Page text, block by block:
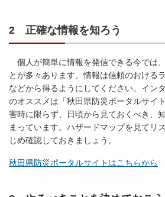
2 正確な情報を知ろう
個人が簡単に情報を発信できる今では
とが多々あります。情報は信頼のおける
などから得るようにしてください。イン
のオススメは「秋田県防災ポータルサイ
害時に限らず、日頃から見ておくべき、
まっています。ハザードマップを見てリ
じめ確認しておきましょう。
秋田県防災ポータルサイトはこちらから